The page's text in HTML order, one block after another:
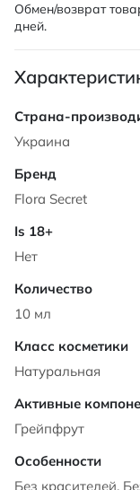
Обмен/возврат
дней.
Характеристики
Украина
Flora Secret
Нет
10 мл
Натуральная
Грейпфрут
Без красителей,